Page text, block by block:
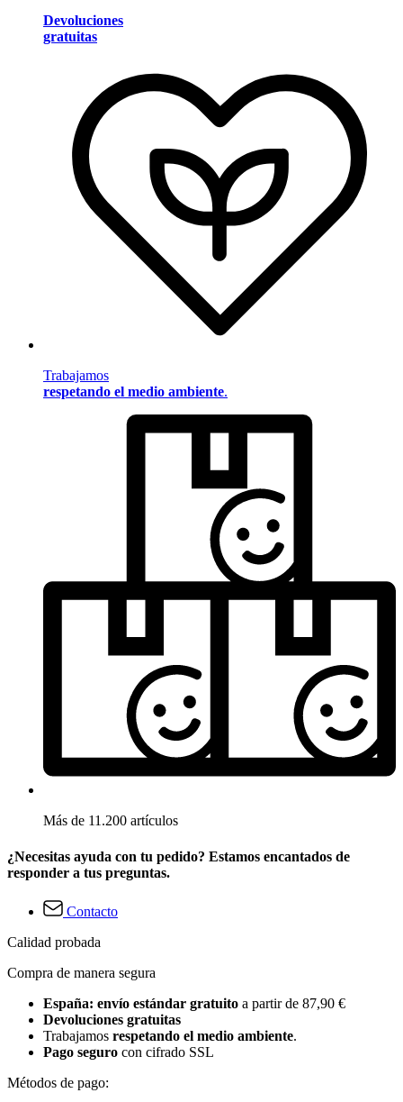
Devoluciones
gratuitas
Trabajamos
respetando el medio ambiente.
Más de 11.200 artículos
¿Necesitas ayuda con tu pedido? Estamos encantados de
responder a tus preguntas.
Contacto
Calidad probada
Compra de manera segura
España: envío estándar gratuito a partir de 87,90 €
Devoluciones gratuitas
Trabajamos respetando el medio ambiente.
Pago seguro con cifrado SSL
Métodos de pago: